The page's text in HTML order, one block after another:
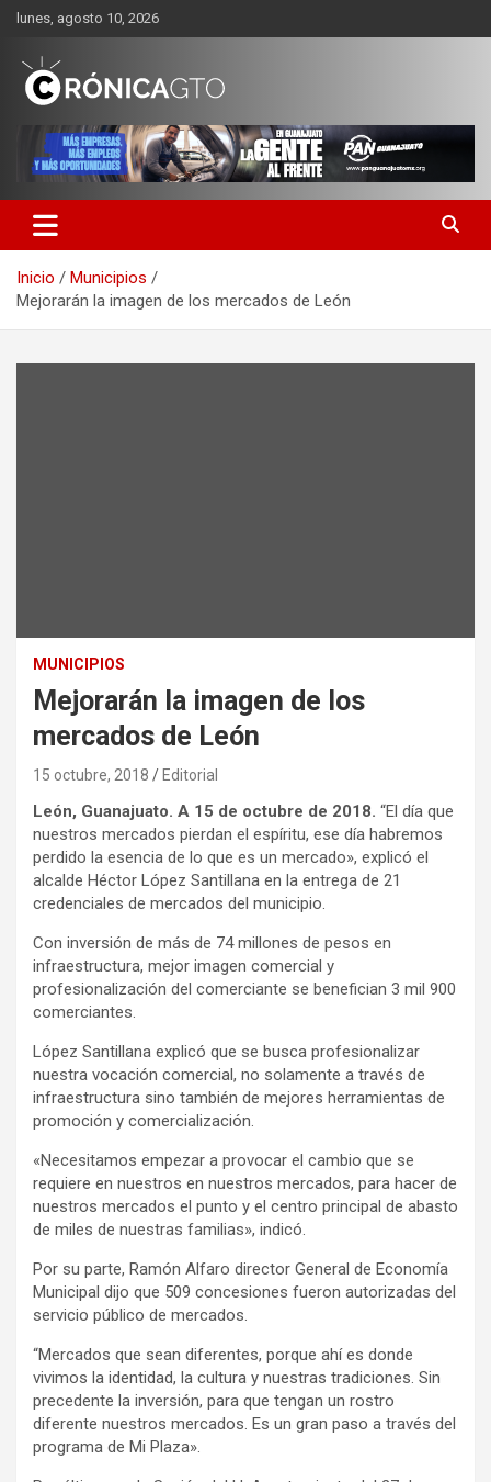
Saltar
contenido
lunes, agosto 10, 2026
CRONICA GUANAJUATO
Inicio
Municipios
Mejorarán la imagen de los mercados de León
MUNICIPIOS
Mejorarán la imagen de los
mercados de León
15 octubre, 2018 Editorial
León, Guanajuato. A 15 de octubre de 2018. “El día que
nuestros mercados pierdan el espíritu, ese día habremos
perdido la esencia de lo que es un mercado», explicó el
alcalde Héctor López Santillana en la entrega de 21
credenciales de mercados del municipio.
Con inversión de más de 74 millones de pesos en
infraestructura, mejor imagen comercial y
profesionalización del comerciante se benefician 3 mil 900
comerciantes.
López Santillana explicó que se busca profesionalizar
nuestra vocación comercial, no solamente a través de
infraestructura sino también de mejores herramientas de
promoción y comercialización.
«Necesitamos empezar a provocar el cambio que se
requiere en nuestros en nuestros mercados, para hacer de
nuestros mercados el punto y el centro principal de abasto
de miles de nuestras familias», indicó.
Por su parte, Ramón Alfaro director General de Economía
Municipal dijo que 509 concesiones fueron autorizadas del
servicio público de mercados.
“Mercados que sean diferentes, porque ahí es donde
vivimos la identidad, la cultura y nuestras tradiciones. Sin
precedente la inversión, para que tengan un rostro
diferente nuestros mercados. Es un gran paso a través del
programa de Mi Plaza».